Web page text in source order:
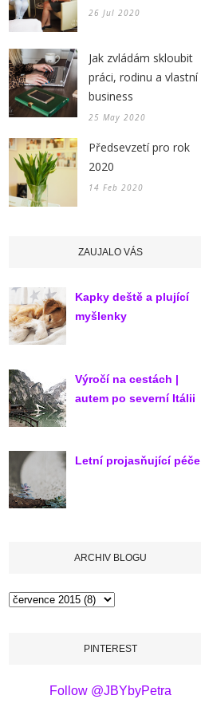
26 Jul 2020
Jak zvládám skloubit
práci, rodinu a vlastní
business
25 May 2020
Předsevzetí pro rok
2020
14 Feb 2020
ZAUJALO VÁS
Kapky deště a plující
myšlenky
Výročí na cestách |
autem po severní Itálii
Letní projasňující péče
ARCHIV BLOGU
PINTEREST
Follow @JBYbyPetra